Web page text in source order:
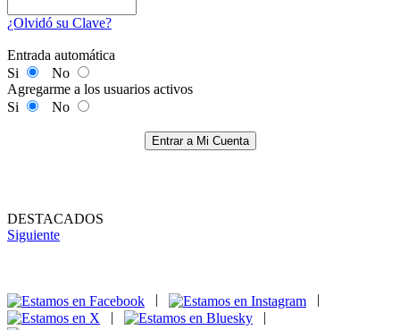
¿Olvidó su Clave?
Entrada automática
Si
No
Agregarme a los usuarios activos
Si
No
Entrar a Mi Cuenta
DESTACADOS
Siguiente
|
|